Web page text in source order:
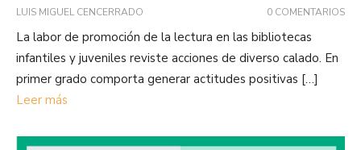
LUIS MIGUEL CENCERRADO 0 COMENTARIOS
La labor de promoción de la lectura en las bibliotecas
infantiles y juveniles reviste acciones de diverso calado. En
primer grado comporta generar actitudes positivas […]
Leer más